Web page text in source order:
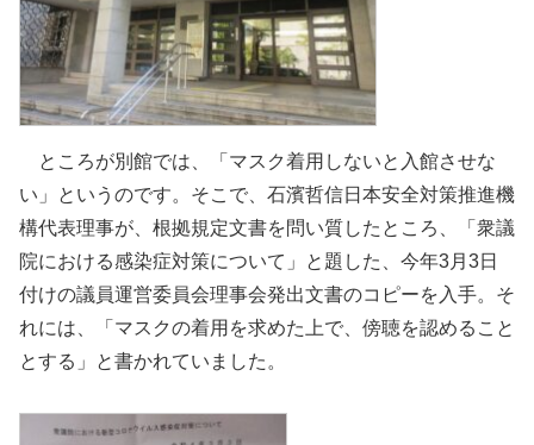
ところが別館では、「マスク着用しないと入館させな
い」というのです。そこで、石濱哲信日本安全対策推進機
構代表理事が、根拠規定文書を問い質したところ、「衆議
院における感染症対策について」と題した、今年3月3日
付けの議員運営委員会理事会発出文書のコピーを入手。そ
れには、「マスクの着用を求めた上で、傍聴を認めること
とする」と書かれていました。